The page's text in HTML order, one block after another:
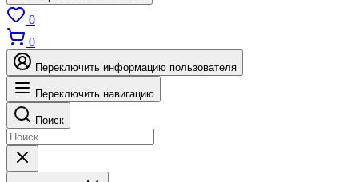
0
0
Переключить информацию пользователя
Переключить навигацию
Поиск